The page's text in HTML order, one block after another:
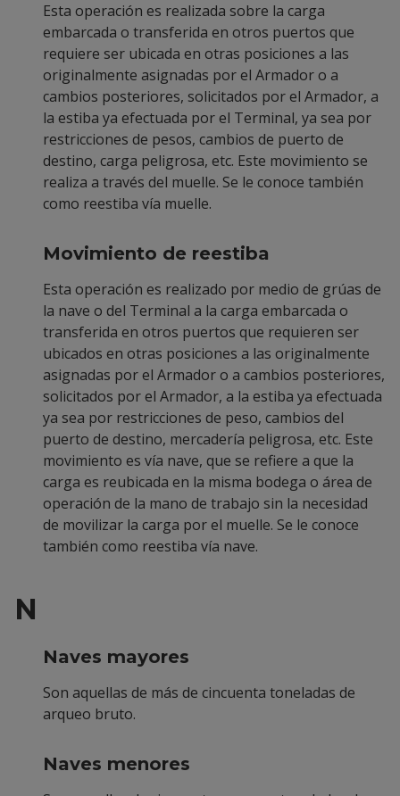
Esta operación es realizada sobre la carga
embarcada o transferida en otros puertos que
requiere ser ubicada en otras posiciones a las
originalmente asignadas por el Armador o a
cambios posteriores, solicitados por el Armador, a
la estiba ya efectuada por el Terminal, ya sea por
restricciones de pesos, cambios de puerto de
destino, carga peligrosa, etc. Este movimiento se
realiza a través del muelle. Se le conoce también
como reestiba vía muelle.
Movimiento de reestiba
Esta operación es realizado por medio de grúas de
la nave o del Terminal a la carga embarcada o
transferida en otros puertos que requieren ser
ubicados en otras posiciones a las originalmente
asignadas por el Armador o a cambios posteriores,
solicitados por el Armador, a la estiba ya efectuada
ya sea por restricciones de peso, cambios del
puerto de destino, mercadería peligrosa, etc. Este
movimiento es vía nave, que se refiere a que la
carga es reubicada en la misma bodega o área de
operación de la mano de trabajo sin la necesidad
de movilizar la carga por el muelle. Se le conoce
también como reestiba vía nave.
N
Naves mayores
Son aquellas de más de cincuenta toneladas de
arqueo bruto.
Naves menores